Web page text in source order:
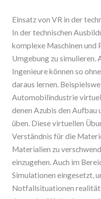
Einsatz von VR in der
In der technischen
komplexe Maschinen und
Umgebung zu simulieren.
Ingenieure können so
daraus lernen.
Automobilindustrie
denen Azubis den
üben. Diese virtuellen
Verständnis für die
Materialien zu
einzugehen. Auch im
Simulationen eingesetzt,
Notfallsituationen